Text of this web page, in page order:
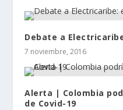
Debate a
7 noviembre, 2016
Alerta | Colombia
de Covid-19